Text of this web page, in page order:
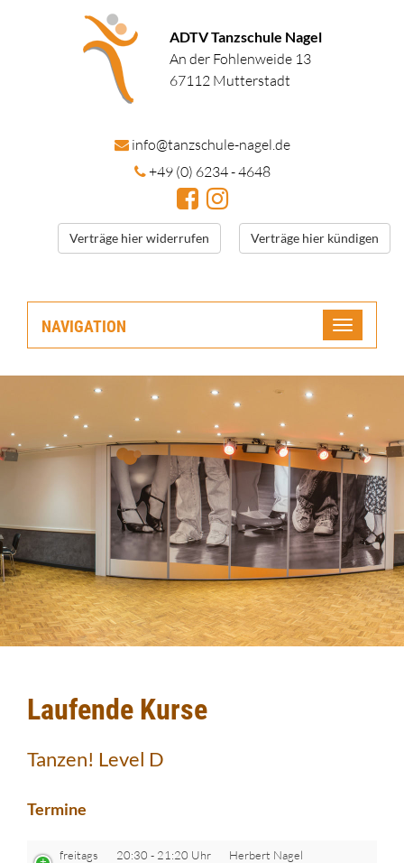
ADTV Tanzschule Nagel
An der Fohlenweide 13
67112 Mutterstadt
info@tanzschule-nagel.de
+49 (0) 6234 - 4648
Verträge hier widerrufen Verträge hier kündigen
NAVIGATION
Toggle
Laufende Kurse
Tanzen! Level D
Termine
freitags 20:30 - 21:20 Uhr Herbert Nagel